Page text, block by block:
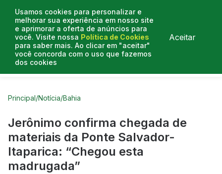
Usamos cookies para personalizar e
melhorar sua experiência em nosso site
e aprimorar a oferta de anúncios para
você. Visite nossa Política de Cookies
para saber mais. Ao clicar em "aceitar"
você concorda com o uso que fazemos
dos cookies
Aceitar
Curtas do Poder
Principal/Notícia/Bahia
Jerônimo confirma chegada de
materiais da Ponte Salvador-
Itaparica: “Chegou esta
madrugada”